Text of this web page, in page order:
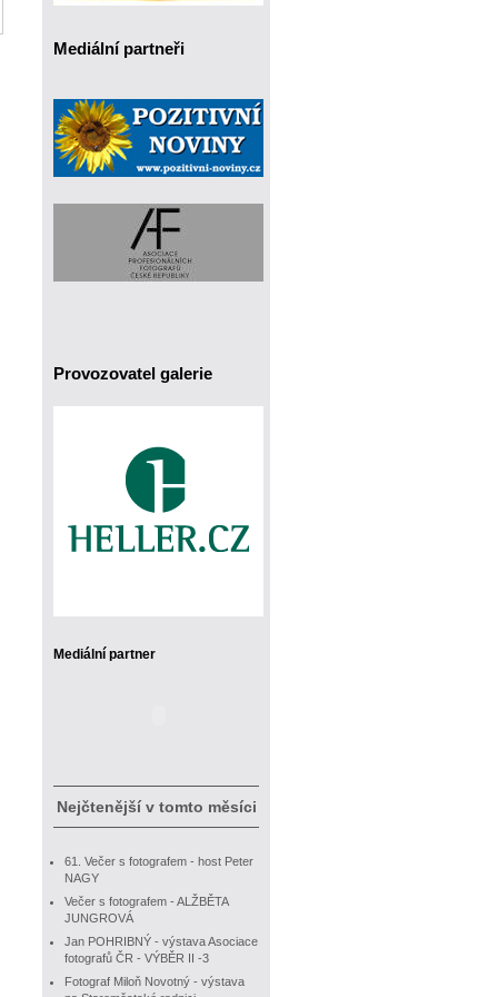
Mediální partneři
Provozovatel galerie
Mediální partner
Nejčtenější v tomto měsíci
61. Večer s fotografem - host Peter
NAGY
Večer s fotografem - ALŽBĚTA
JUNGROVÁ
Jan POHRIBNÝ - výstava Asociace
fotografů ČR - VÝBĚR II -3
Fotograf Miloň Novotný - výstava